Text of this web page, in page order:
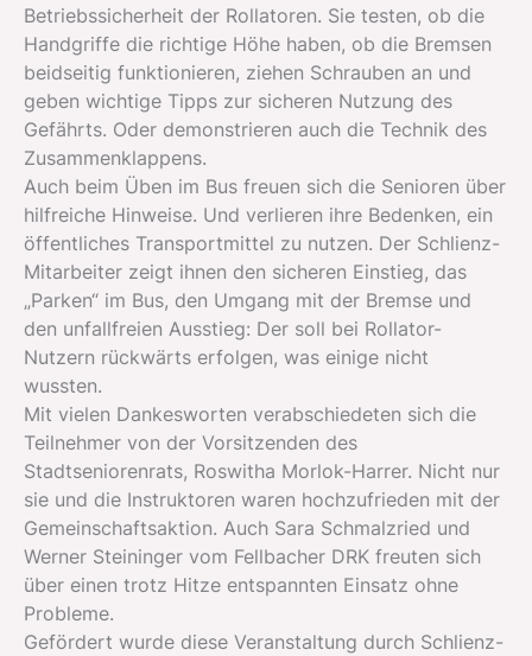
Betriebssicherheit der Rollatoren. Sie testen, ob die
Handgriffe die richtige Höhe haben, ob die Bremsen
beidseitig funktionieren, ziehen Schrauben an und
geben wichtige Tipps zur sicheren Nutzung des
Gefährts. Oder demonstrieren auch die Technik des
Zusammenklappens.
Auch beim Üben im Bus freuen sich die Senioren über
hilfreiche Hinweise. Und verlieren ihre Bedenken, ein
öffentliches Transportmittel zu nutzen. Der Schlienz-
Mitarbeiter zeigt ihnen den sicheren Einstieg, das
„Parken“ im Bus, den Umgang mit der Bremse und
den unfallfreien Ausstieg: Der soll bei Rollator-
Nutzern rückwärts erfolgen, was einige nicht
wussten.
Mit vielen Dankesworten verabschiedeten sich die
Teilnehmer von der Vorsitzenden des
Stadtseniorenrats, Roswitha Morlok-Harrer. Nicht nur
sie und die Instruktoren waren hochzufrieden mit der
Gemeinschaftsaktion. Auch Sara Schmalzried und
Werner Steininger vom Fellbacher DRK freuten sich
über einen trotz Hitze entspannten Einsatz ohne
Probleme.
Gefördert wurde diese Veranstaltung durch Schlienz-